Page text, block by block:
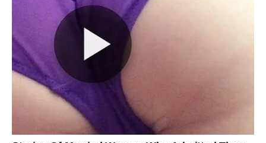
snova, čak i onda kada vam se čini da je put težak.
Pred vama su dani tokom kojih biste mogle shvatiti da je
sreća mnogo bliže nego što ste mislile i da vam sudbina
konačno sprema život kakav zaslužujete.